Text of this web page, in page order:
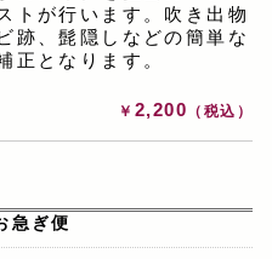
トが行います。吹き出物
跡、髭隠しなどの簡単な
正となります。
￥ 2,200 （税込）
急ぎ便